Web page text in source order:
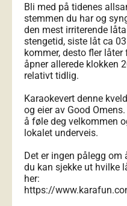
Bli med på tidenes
stemmen du har og
den mest irriterende
stengetid, siste låt ca
kommer, desto fler
åpner allerede klokken
relativt tidlig.
Karaokevert denne
og eier av Good
å føle deg velkommen
lokalet underveis.
Det er ingen pålegg om
du kan sjekke ut hvilke
her:
https://